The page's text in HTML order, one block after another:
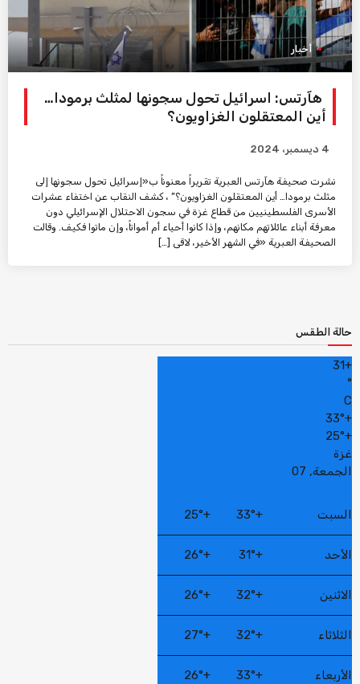
أخبار
هآرتس: اسرائيل تحول سجونها لمثلث برمودا…
أين المعتقلون الغزاويون؟
4 ديسمبر، 2024
نشرت صحيفة هآرتس العبرية تقريراً معنوناً ب«إسرائيل تحول سجونها إلى
مثلث برمودا… أين المعتقلون الغزاويون؟” ، كشف النقاب عن اختفاء عشرات
الأسرى الفلسطينيين من قطاع غزة في سجون الاحتلال الإسرائيلي دون
معرفة أبناء عائلاتهم مكانهم، وإذا كانوا أحياء أم أمواتاً، وإن ماتوا فكيف. وقالت
الصحيفة العبرية «في الشهر الأخير، لاقى […]
حالة الطقس
+
31
°
C
+
33°
+
25°
غزة
الجمعة, 07
السبت +
33°
+
25°
الأحد +
31°
+
26°
الاثنين +
32°
+
26°
الثلاثاء +
32°
+
27°
الأربعاء +
33°
+
26°